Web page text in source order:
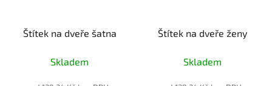
Štítek na dveře šatna
Skladem
Štítek na dveře ženy
Skladem